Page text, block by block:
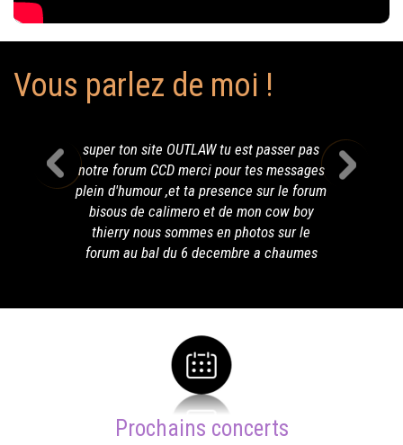
Vous parlez de moi !
super ton site OUTLAW tu est passer pas
notre forum CCD merci pour tes messages
plein d'humour ,et ta presence sur le forum
bisous de calimero et de mon cow boy
thierry nous sommes en photos sur le
forum au bal du 6 decembre a chaumes
Prochains concerts